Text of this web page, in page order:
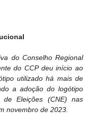
do Conselho Regional
do CCP deu início ao
utilizado há mais de
a adoção do logótipo
de Eleições (CNE) nas
novembro de 2023.